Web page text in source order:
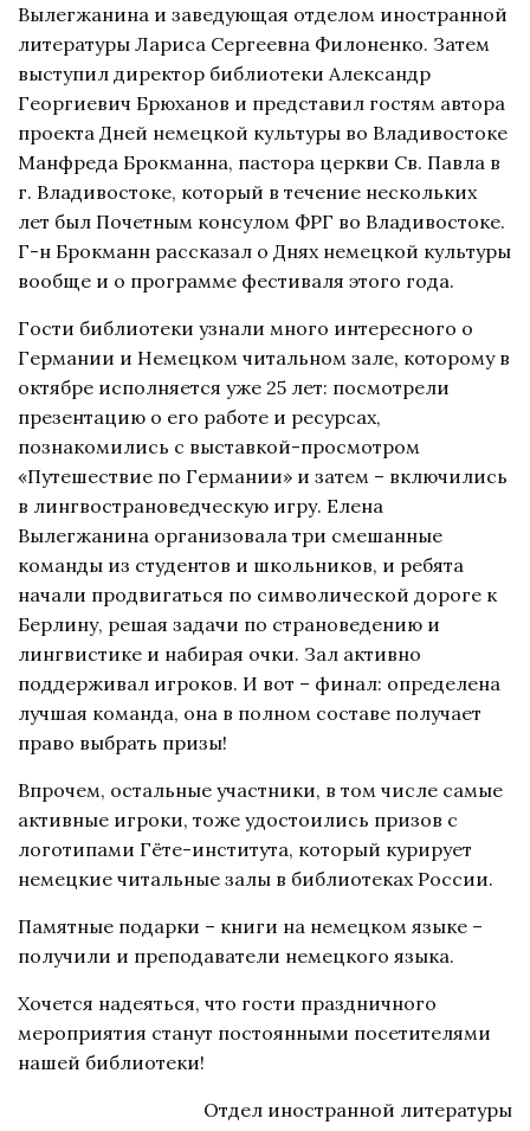
Вылегжанина и заведующая отделом иностранной
литературы Лариса Сергеевна Филоненко. Затем
выступил директор библиотеки Александр
Георгиевич Брюханов и представил гостям автора
проекта Дней немецкой культуры во Владивостоке
Манфреда Брокманна, пастора церкви Св. Павла в
г. Владивостоке, который в течение нескольких
лет был Почетным консулом ФРГ во Владивостоке.
Г-н Брокманн рассказал о Днях немецкой культуры
вообще и о программе фестиваля этого года.
Гости библиотеки узнали много интересного о
Германии и Немецком читальном зале, которому в
октябре исполняется уже 25 лет: посмотрели
презентацию о его работе и ресурсах,
познакомились с выставкой-просмотром
«Путешествие по Германии» и затем – включились
в лингвострановедческую игру. Елена
Вылегжанина организовала три смешанные
команды из студентов и школьников, и ребята
начали продвигаться по символической дороге к
Берлину, решая задачи по страноведению и
лингвистике и набирая очки. Зал активно
поддерживал игроков. И вот – финал: определена
лучшая команда, она в полном составе получает
право выбрать призы!
Впрочем, остальные участники, в том числе самые
активные игроки, тоже удостоились призов с
логотипами Гёте-института, который курирует
немецкие читальные залы в библиотеках России.
Памятные подарки – книги на немецком языке –
получили и преподаватели немецкого языка.
Хочется надеяться, что гости праздничного
мероприятия станут постоянными посетителями
нашей библиотеки!
Отдел иностранной литературы